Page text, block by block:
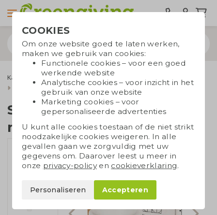
Kantoorartikelen
Duurzame kantoorartikelen
Set beker en notitieblokje
Set beker en
notitieblokje
COOKIES
Om onze website goed te laten werken,
maken we gebruik van cookies:
Functionele cookies – voor een goed
werkende website
Analytische cookies – voor inzicht in het
gebruik van onze website
Marketing cookies – voor
gepersonaliseerde advertenties
U kunt alle cookies toestaan of de niet strikt
noodzakelijke cookies weigeren. In alle
gevallen gaan we zorgvuldig met uw
gegevens om. Daarover leest u meer in
onze privacy-policyen cookieverklaring.
Personaliseren Accepteren